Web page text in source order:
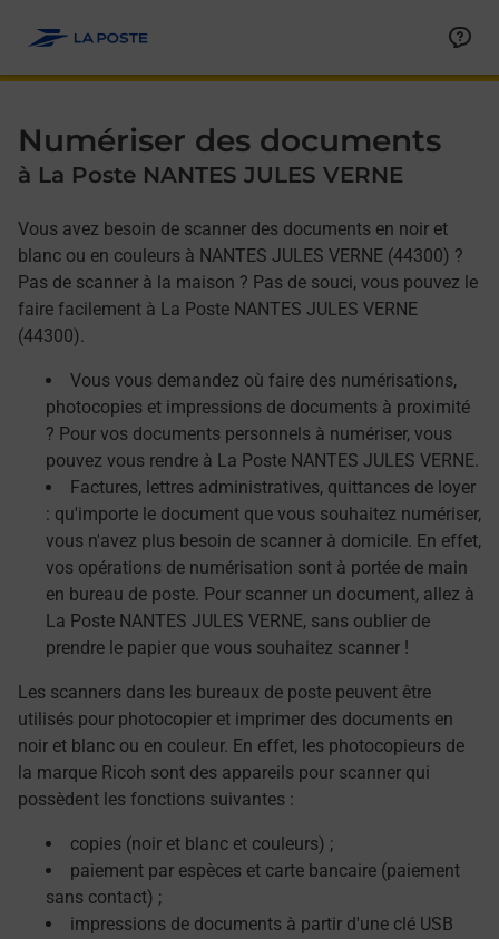
Numériser des documents
à La Poste NANTES JULES VERNE
Vous avez besoin de scanner des documents en noir et
blanc ou en couleurs à NANTES JULES VERNE (44300) ?
Pas de scanner à la maison ? Pas de souci, vous pouvez le
faire facilement à La Poste NANTES JULES VERNE
(44300).
Vous vous demandez où faire des numérisations,
photocopies et impressions de documents à proximité
? Pour vos documents personnels à numériser, vous
pouvez vous rendre à La Poste NANTES JULES VERNE.
Factures, lettres administratives, quittances de loyer
: qu'importe le document que vous souhaitez numériser,
vous n'avez plus besoin de scanner à domicile. En effet,
vos opérations de numérisation sont à portée de main
en bureau de poste. Pour scanner un document, allez à
La Poste NANTES JULES VERNE, sans oublier de
prendre le papier que vous souhaitez scanner !
Les scanners dans les bureaux de poste peuvent être
utilisés pour photocopier et imprimer des documents en
noir et blanc ou en couleur. En effet, les photocopieurs de
la marque Ricoh sont des appareils pour scanner qui
possèdent les fonctions suivantes :
copies (noir et blanc et couleurs) ;
paiement par espèces et carte bancaire (paiement
sans contact) ;
impressions de documents à partir d'une clé USB